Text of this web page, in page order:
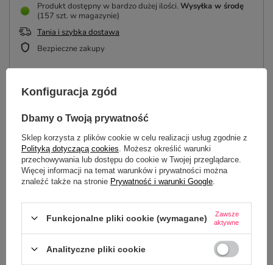
Produkt dostępny w bardzo dużej ilości Wysyłka w środę
(157 szt. w magazynie)
Tania i szybka dostawa
Bezpieczne zakupy
SZCZEGÓŁOWE DANE
OPINIE (0)
Potrzebujesz pomocy? Masz pytania?
odpowiedzi publikując dla innych.
ZADAJ PYTANIE
Konfiguracja zgód
Dbamy o Twoją prywatność
Sklep korzysta z plików cookie w celu realizacji usług zgodnie z
Polityką dotyczącą cookies . Możesz określić warunki
przechowywania lub dostępu do cookie w Twojej przeglądarce.
Więcej informacji na temat warunków i prywatności można
znaleźć także na stronie Prywatność i warunki Google
Funkcjonalne pliki cookie (wymagane)
Zawsze
aktywne
Analityczne pliki cookie